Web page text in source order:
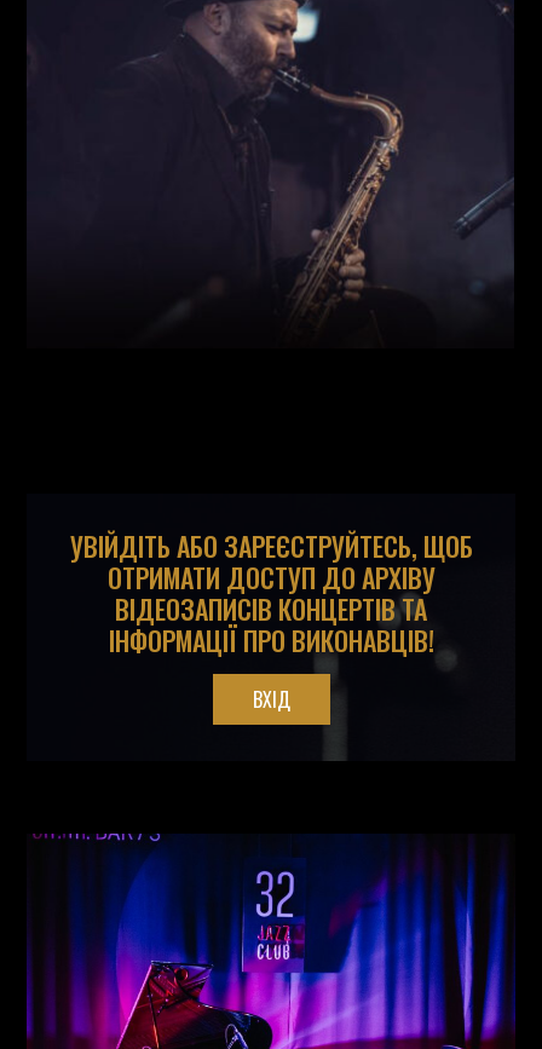
Богдан Кравчук (Саксофон
,) Олександр Ємець
УВІЙДІТЬ АБО ЗАРЕЄСТРУЙТЕСЬ, ЩОБ
ОТРИМАТИ ДОСТУП ДО АРХІВУ
ВІДЕОЗАПИСІВ КОНЦЕРТІВ ТА
ІНФОРМАЦІЇ ПРО ВИКОНАВЦІВ!
ВХІД